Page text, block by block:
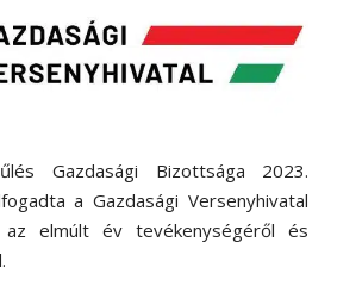
Gazdasági Bizottsága 2023.
a Gazdasági Versenyhivatal
az elmúlt év tevékenységéről és